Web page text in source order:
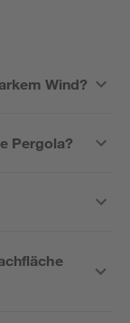
Wind?
Pergola?